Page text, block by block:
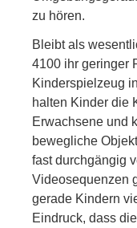
zu hören.
Bleibt als
4100 ihr geringer
Kinderspielzeug
halten Kinder die
Erwachsene und
bewegliche
fast durchgängig
Videosequenzen
gerade Kindern
Eindruck, dass